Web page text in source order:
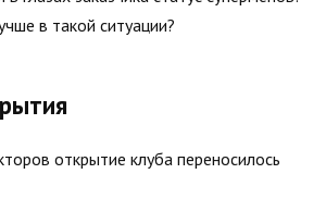
в такой ситуации?
открытие клуба переносилось